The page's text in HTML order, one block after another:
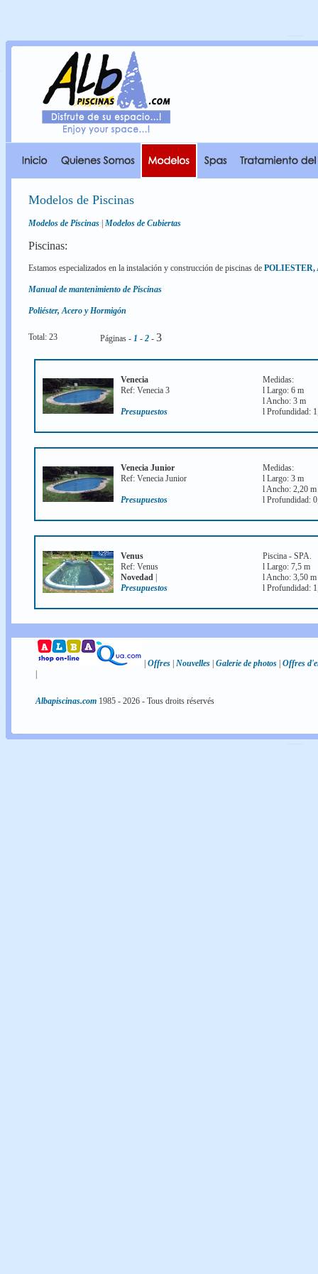
Modelos de Piscinas
Modelos de Piscinas Modelos de Cubiertas
Piscinas:
Estamos especializados en la instalación y construcción de piscinas de
Manual de mantenimiento de Piscinas
Poliéster, Acero y Hormigón
Total: 23 Páginas - 1 - 2 - 3
Venecia
Ref: Venecia 3
Presupuestos
Medidas:
l Largo: 6 m
l Ancho: 3 m
l Profundidad:
Venecia Junior
Ref: Venecia Junior
Presupuestos
Medidas:
l Largo: 3 m
l Ancho: 2,20 m
l Profundidad:
Venus
Ref: Venus
Novedad
Presupuestos
Piscina -
l Largo: 7,5 m
l Ancho: 3,50 m
l Profundidad:
Offres Nouvelles Galerie de photos Offres
Albapiscinas.com 1985 - 2026 - Tous droits réservés